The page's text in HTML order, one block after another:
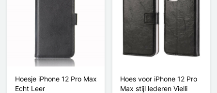
Hoesje iPhone 12 Pro Max
Echt Leer
Hoes voor iPhone 12 Pro
Max stijl lederen Vielli